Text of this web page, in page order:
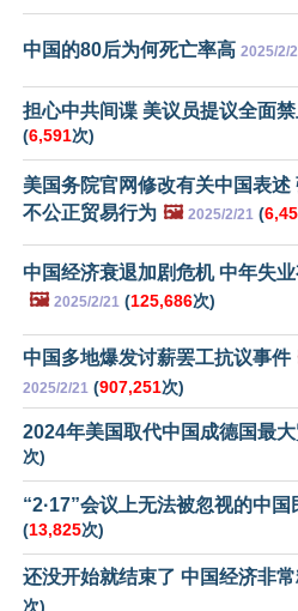
中国的80后为何死亡率高 2025/2/
担心中共间谍 美议员提议全面
(6,591次)
美国务院官网修改有关中国表述
不公正贸易行为 🖼️ 2025/2/21 (
中国经济衰退加剧危机 中年失业
🖼️ 2025/2/21 (125,686次)
中国多地爆发讨薪罢工抗议事件
2025/2/21 (907,251次)
2024年美国取代中国成德国最
次)
“2·17”会议上无法被忽视的中
(13,825次)
还没开始就结束了 中国经济非常
次)